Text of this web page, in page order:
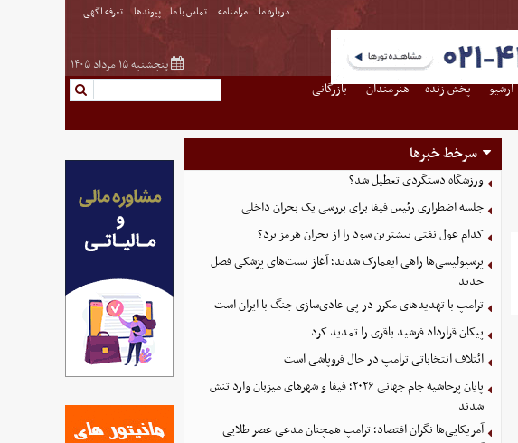
درباره ما مرامنامه تماس با ما پیوندها تعرفه اگهی
پنجشنبه ۱۵ مرداد ۱۴۰۵
آرشیو پخش زنده هنرمندان
بازرگانی
سرخط خبرها
ورزشگاه دستگردی تعطیل شد؟
جلسه اضطراری رئیس فیفا برای بررسی یک بحران داخلی
کدام غول نفتی بیشترین سود را از بحران هرمز برد؟
پرسپولیسی‌ها راهی ایفمارک شدند؛ آغاز تست‌های پزشکی فصل
جدید
ترامپ با تهدیدهای مکرر در پی عادی‌سازی جنگ با ایران است
پیکان قرارداد فرشید باقری را تمدید کرد
ائتلاف انتخاباتی ترامپ در حال فروپاشی است
پایان پرحاشیه جام جهانی ۲۰۲۶؛ فیفا و شهرهای میزبان وارد تنش
شدند
آمریکایی‌ها نگران اقتصاد؛ ترامپ همچنان مدعی عصر طلایی